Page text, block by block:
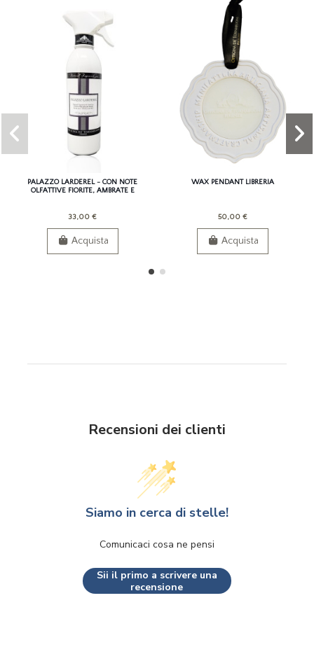
PALAZZO LARDEREL - CON NOTE
OLFATTIVE FIORITE, AMBRATE E
33,00 €
Acquista
WAX PENDANT LIBRERIA
50,00 €
Acquista
Recensioni dei clienti
Siamo in cerca di stelle!
Comunicaci cosa ne pensi
Sii il primo a scrivere una
recensione